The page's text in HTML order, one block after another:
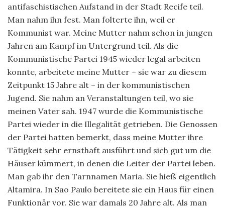
antifaschistischen Aufstand in der Stadt Recife teil.
Man nahm ihn fest. Man folterte ihn, weil er
Kommunist war. Meine Mutter nahm schon in jungen
Jahren am Kampf im Untergrund teil. Als die
Kommunistische Partei 1945 wieder legal arbeiten
konnte, arbeitete meine Mutter – sie war zu diesem
Zeitpunkt 15 Jahre alt – in der kommunistischen
Jugend. Sie nahm an Veranstaltungen teil, wo sie
meinen Vater sah. 1947 wurde die Kommunistische
Partei wieder in die Illegalität getrieben. Die Genossen
der Partei hatten bemerkt, dass meine Mutter ihre
Tätigkeit sehr ernsthaft ausführt und sich gut um die
Häuser kümmert, in denen die Leiter der Partei leben.
Man gab ihr den Tarnnamen Maria. Sie hieß eigentlich
Altamira. In Sao Paulo bereitete sie ein Haus für einen
Funktionär vor. Sie war damals 20 Jahre alt. Als man